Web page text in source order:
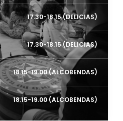
17.30-18.15 (DELICIAS)
17.30-18.15 (DELICIAS)
18.15-19.00 (ALCOBENDAS)
18.15-19.00 (ALCOBENDAS)